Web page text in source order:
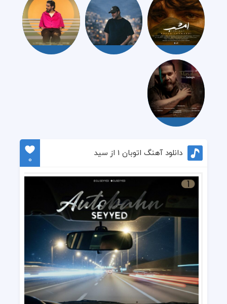
دانلود آهنگ اتوبان 1 از سید
0